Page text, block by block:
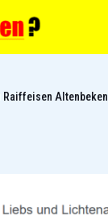
Raiffeisen Altenbeken